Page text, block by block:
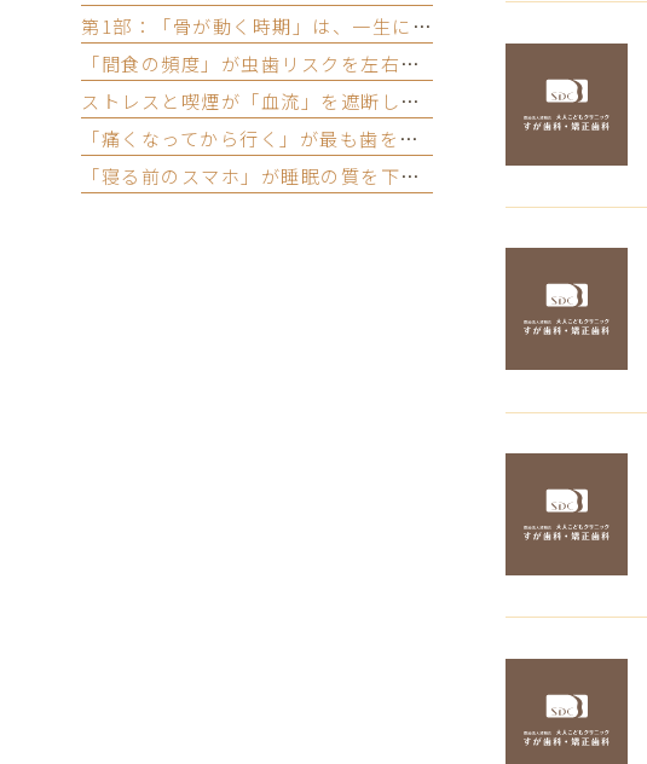
第1部：「骨が動く時期」は、一生に一度しかない
「間食の頻度」が虫歯リスクを左右する本当の理由
ストレスと喫煙が「血流」を遮断し、歯周組織を壊す
「痛くなってから行く」が最も歯を失いやすいパターン
「寝る前のスマホ」が睡眠の質を下げ、歯を溶かす